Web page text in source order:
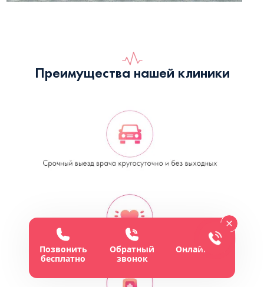
Преимущества нашей клиники
Позвонить
бесплатно
Обратный
звонок
Онлайн-чат